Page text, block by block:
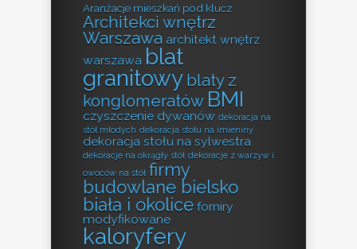
Aranżacje mieszkań pod klucz
Architekci wnętrz
Warszawa architekt wnętrz
warszawa blat
granitowy blaty z
konglomeratów BMI
czyszczenie dywanów dekoracja na
stół młodych dekoracja stołu na imieniny
dekoracja stołu na sylwestra
dekoracje na okrągły stół dekoracje z warzyw i
owoców na stół firmy
budowlane bielsko
biała i okolice forniry
modyfikowane
kaloryfery